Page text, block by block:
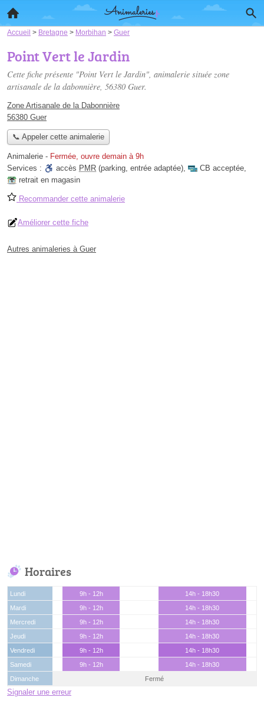
Accueil > Bretagne > Morbihan > Guer
Point Vert le Jardin
Cette fiche présente "Point Vert le Jardin", animalerie située zone
artisanale de la dabonnière, 56380 Guer.
Zone Artisanale de la Dabonnière
56380 Guer
📞 Appeler cette animalerie
Animalerie - Fermée, ouvre demain à 9h
Services :
accès PMR (parking, entrée adaptée), CB acceptée,
retrait en magasin
Recommander cette animalerie
Améliorer cette fiche
Autres animaleries à Guer
Horaires
Lundi 9h - 12h
14h - 18h30
Mardi
9h - 12h
14h - 18h30
Mercredi
9h - 12h
14h - 18h30
Jeudi
9h - 12h
14h - 18h30
Vendredi
9h - 12h
14h - 18h30
Samedi
9h - 12h
14h - 18h30
Dimanche
Fermé
Signaler une erreur